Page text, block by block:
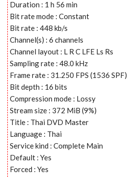
Duration : 1 h 56 min
Bit rate mode : Constant
Bit rate : 448 kb/s
Channel(s) : 6 channels
Channel layout : L R C LFE Ls Rs
Sampling rate : 48.0 kHz
Frame rate : 31.250 FPS (1536 SPF)
Bit depth : 16 bits
Compression mode : Lossy
Stream size : 372 MiB (9%)
Title : Thai DVD Master
Language : Thai
Service kind : Complete Main
Default : Yes
Forced : Yes